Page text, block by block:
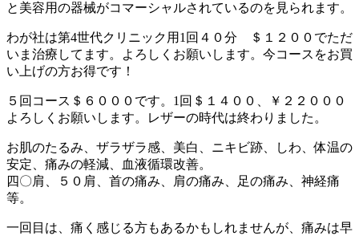
と美容用の器械がコマーシャルされているのを見られます。
わが社は第4世代クリニック用1回４０分 ＄１２００でただ
いま治療してます。よろしくお願いします。今コースをお買
い上げの方お得です！
５回コース＄６０００です。1回＄１４００、￥２２０００
よろしくお願いします。レザーの時代は終わりました。
お肌のたるみ、ザラザラ感、美白、ニキビ跡、しわ、体温の
安定、痛みの軽減、血液循環改善。
四〇肩、５０肩、首の痛み、肩の痛み、足の痛み、神経痛
等。
一回目は、痛く感じる方もあるかもしれませんが、痛みは早